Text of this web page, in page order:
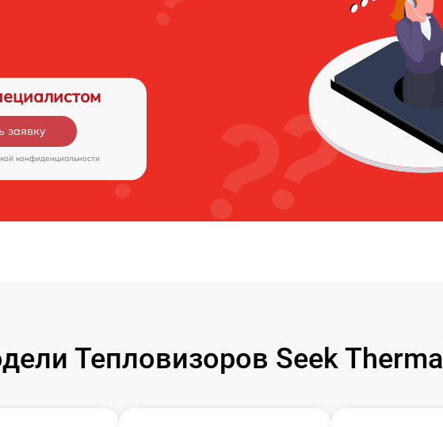
заявку
конфиденциальности
Тепловизоров Seek Thermal